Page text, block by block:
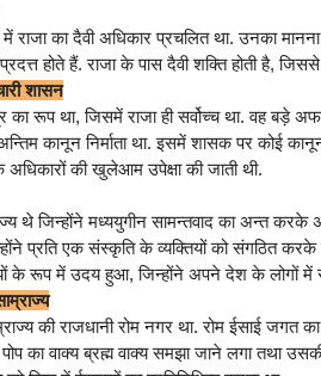
में राजा का दैवी अधिकार प्रचलित था. उनका
प्रदत्त होते हैं. राजा के पास दैवी शक्ति होती है,
शासन
का रूप था, जिसमें राजा ही सर्वोच्च था. वह बड़े
कानून निर्माता था. इसमें शासक पर कोई
की खुलेआम उपेक्षा की जाती थी.
थे जिन्होंने मध्ययुगीन सामन्तवाद का अन्त
प्रति एक संस्कृति के व्यक्तियों को संगठित
के रूप में उदय हुआ, जिन्होंने अपने देश के लोगों में
की राजधानी रोम नगर था. रोम ईसाई जगत
का वाक्य ब्रह्म वाक्य समझा जाने लगा तथा